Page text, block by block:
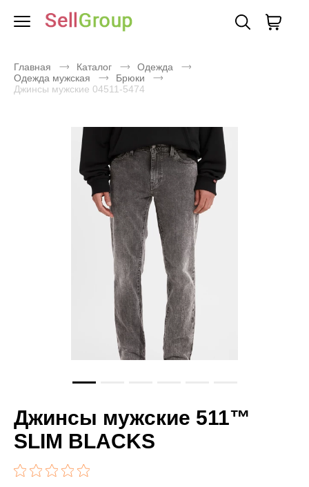
Главная Каталог
Одежда
Одежда мужская
Брюки
Джинсы мужские 04511-5474
Джинсы мужские 511™
SLIM BLACKS